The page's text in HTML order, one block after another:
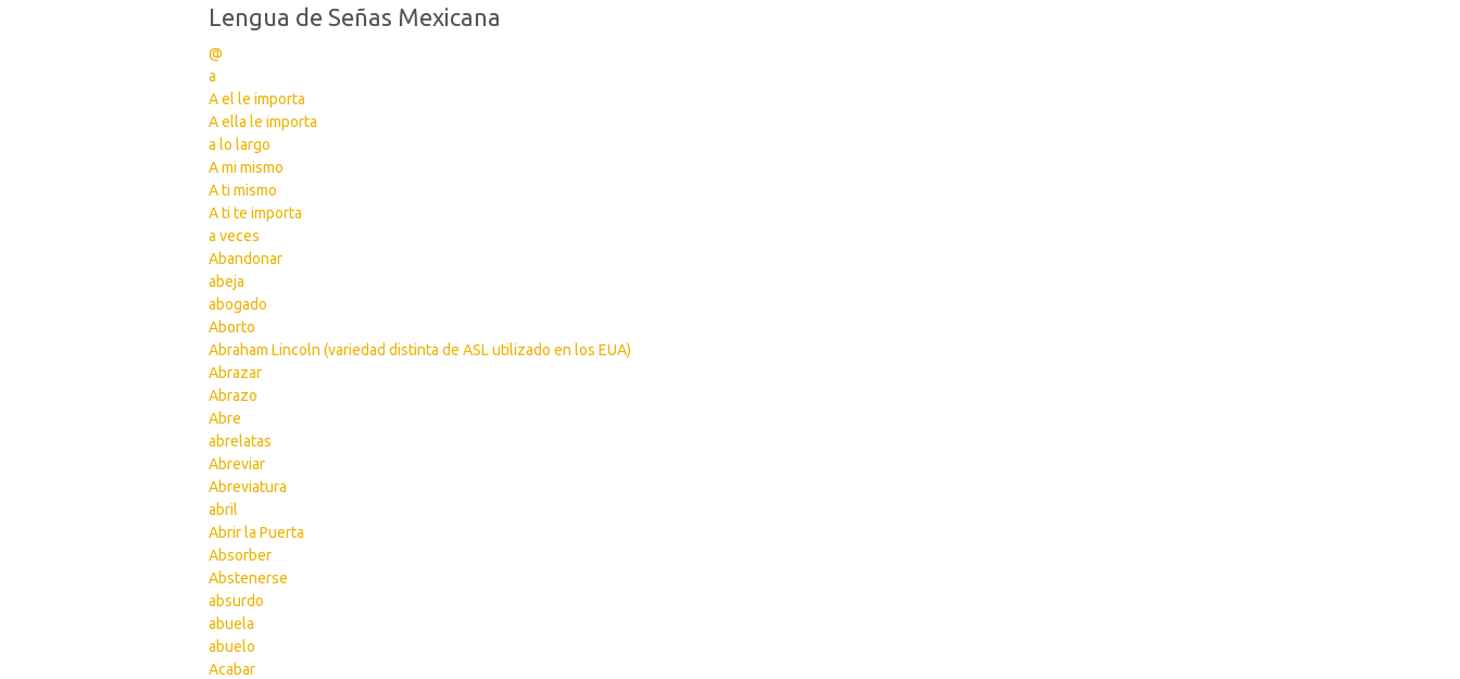
Lengua de Señas Mexicana
@
a
A el le importa
A ella le importa
a lo largo
A mi mismo
A ti mismo
A ti te importa
a veces
Abandonar
abeja
abogado
Aborto
Abraham Lincoln (variedad distinta de ASL utilizado en los EUA)
Abrazar
Abrazo
Abre
abrelatas
Abreviar
Abreviatura
abril
Abrir la Puerta
Absorber
Abstenerse
absurdo
abuela
abuelo
Acabar